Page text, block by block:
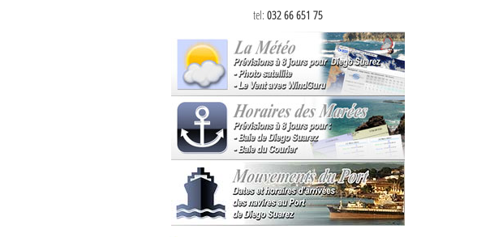
tel: 032 66 651 75